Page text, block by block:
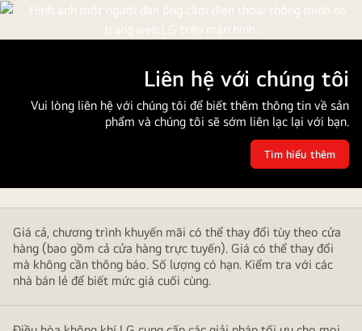
đồ
gồm
máy
làm
Liên hệ với chúng tôi
Vui lòng liên hệ với chúng tôi để biết thêm thông tin về sản
phẩm và chúng tôi sẽ sớm liên lạc lại với bạn.
Liên
hệ
Tìm hiểu thêm
Giá cả, chương trình khuyến mãi có thể thay đổi tùy theo cửa
hàng (bao gồm cả cửa hàng trực tuyến). Giá có thể thay đổi
mà không cần thông báo. Số lượng có hạn. Kiểm tra với các
nhà bán lẻ để biết mức giá cuối cùng.